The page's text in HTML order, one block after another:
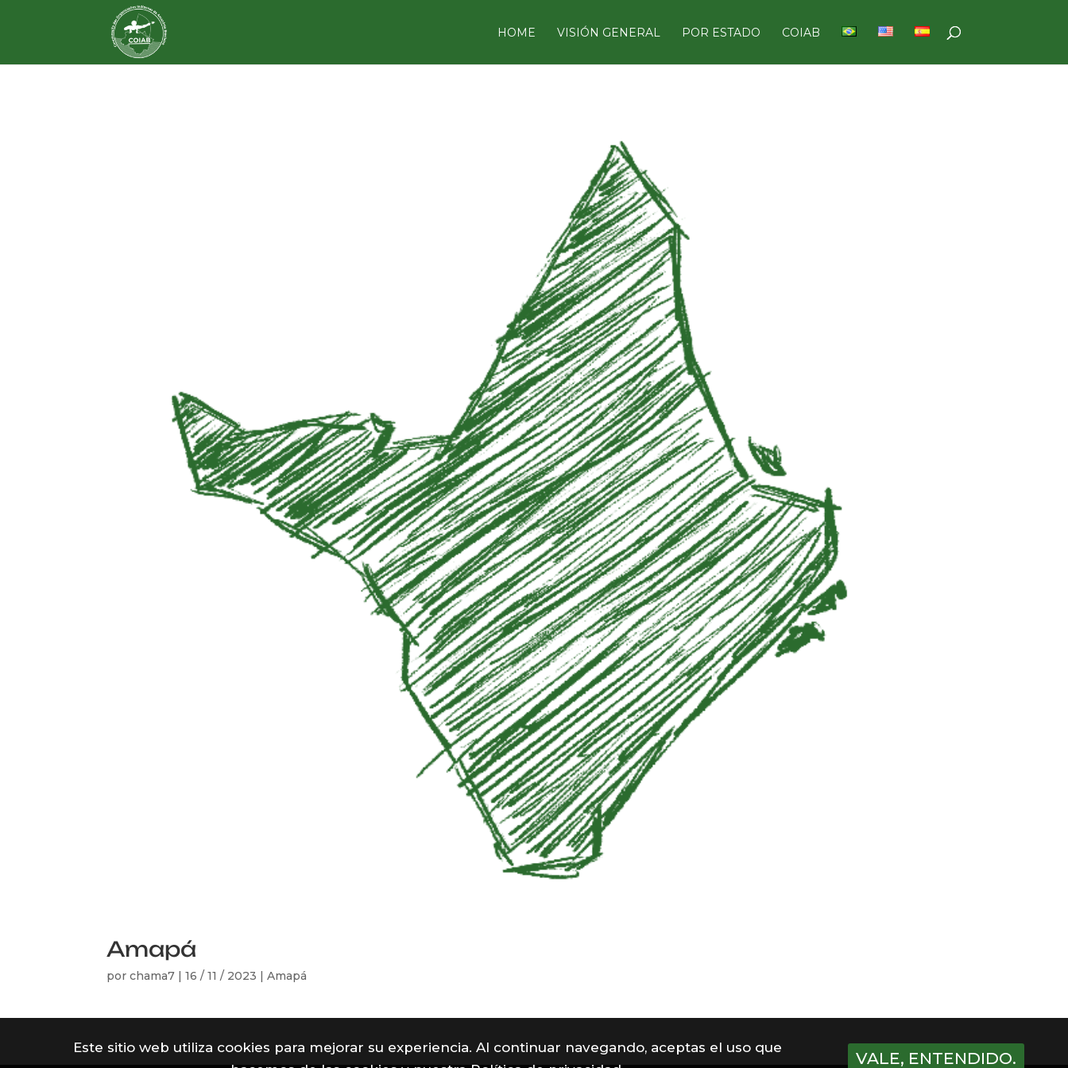
HOME VISIÓN GENERAL POR ESTADO COIAB
Amapá
porchama7 |16 / 11 / 2023 |Amapá
Este sitio web utiliza cookies para mejorar su experiencia. Al continuar navegando, aceptas el uso que
VALE, ENTENDIDO.